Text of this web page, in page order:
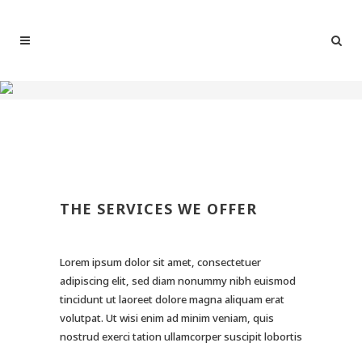
THE SERVICES WE OFFER
Lorem ipsum dolor sit amet, consectetuer
adipiscing elit, sed diam nonummy nibh euismod
tincidunt ut laoreet dolore magna aliquam erat
volutpat. Ut wisi enim ad minim veniam, quis
nostrud exerci tation ullamcorper suscipit lobortis